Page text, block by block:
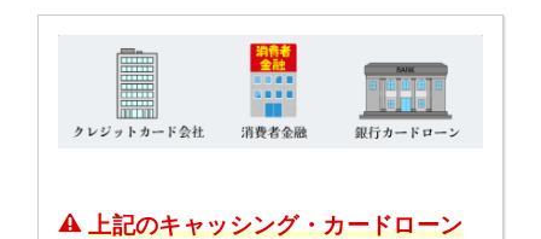
上記のキャッシング・カードローン